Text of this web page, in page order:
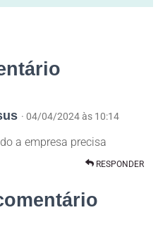
· 04/04/2024 às 10:14
a empresa precisa
RESPONDER